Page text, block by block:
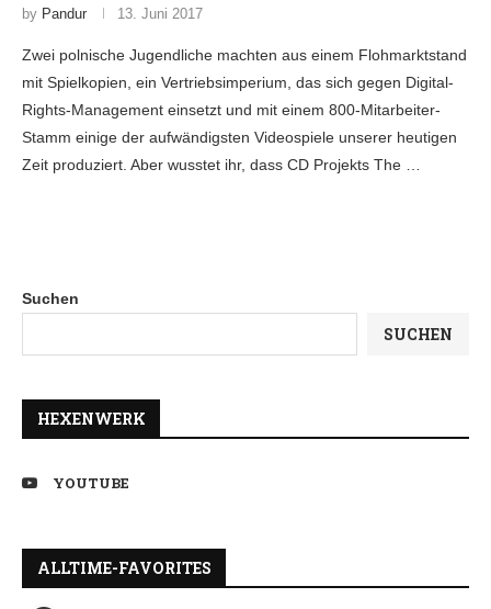
by Pandur 13. Juni 2017
Zwei polnische Jugendliche machten aus einem Flohmarktstand
mit Spielkopien, ein Vertriebsimperium, das sich gegen Digital-
Rights-Management einsetzt und mit einem 800-Mitarbeiter-
Stamm einige der aufwändigsten Videospiele unserer heutigen
Zeit produziert. Aber wusstet ihr, dass CD Projekts The …
Suchen
SUCHEN
HEXENWERK
YOUTUBE
ALLTIME-FAVORITES